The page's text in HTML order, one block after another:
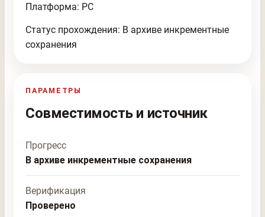
Платформа: PC
Статус прохождения: В архиве инкрементные
сохранения
ПАРАМЕТРЫ
Совместимость и источник
Прогресс
В архиве инкрементные сохранения
Верификация
Проверено